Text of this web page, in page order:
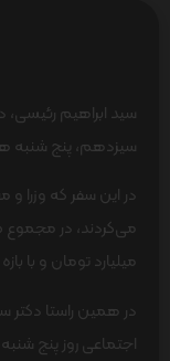
سید ابراهیم
سیزدهم، پنج شنبه
میلیارد تومان و با
در همین راستا دکتر
اجتماعی روز پنج